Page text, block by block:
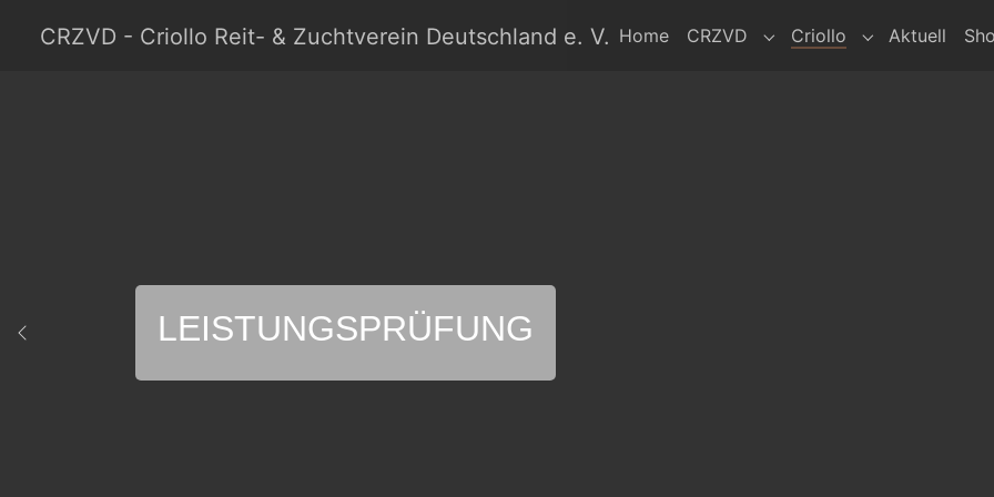
CRZVD - Criollo Reit- & Zuchtverein Deutschland e. V. Home CRZVD Submenu for "CRZVD"
Criollo Submenu for
Aktuell
LEISTUNGSPRÜFUNG
Previous